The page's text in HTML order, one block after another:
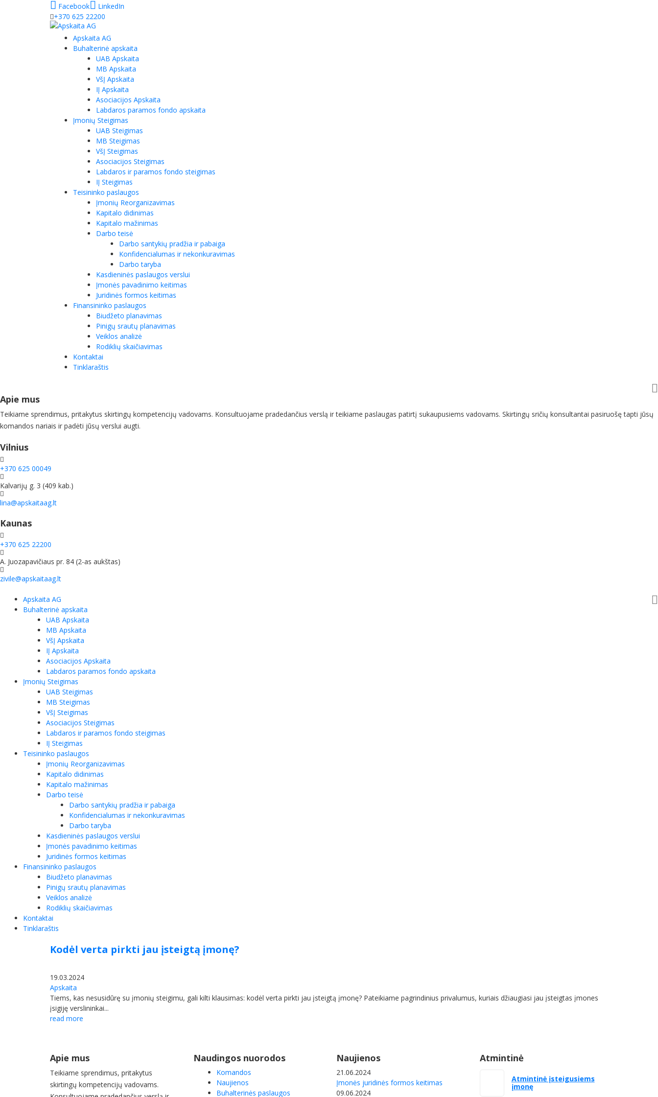
Facebook
LinkedIn
+370 625 22200
Apskaita AG
Buhalterinė apskaita
UAB Apskaita
MB Apskaita
VšĮ Apskaita
IĮ Apskaita
Asociacijos Apskaita
Labdaros paramos fondo apskaita
Įmonių Steigimas
UAB Steigimas
MB Steigimas
VšĮ Steigimas
Asociacijos Steigimas
Labdaros ir paramos fondo steigimas
IĮ Steigimas
Teisininko paslaugos
Įmonių Reorganizavimas
Kapitalo didinimas
Kapitalo mažinimas
Darbo teisė
Darbo santykių pradžia ir pabaiga
Konfidencialumas ir nekonkuravimas
Darbo taryba
Kasdieninės paslaugos verslui
Įmonės pavadinimo keitimas
Juridinės formos keitimas
Finansininko paslaugos
Biudžeto planavimas
Pinigų srautų planavimas
Veiklos analizė
Rodiklių skaičiavimas
Kontaktai
Tinklaraštis
Apie mus
Teikiame sprendimus, pritakytus skirtingų kompetencijų vadovams. Konsultuojame pradedančius verslą ir teikiame paslaugas patirtį sukaupusiems vadovams. Skirtingų sričių konsultantai pasiruošę tapti jūsų
komandos nariais ir padėti jūsų verslui augti.
Vilnius
+370 625 00049
Kalvarijų g. 3 (409 kab.)
lina@apskaitaag.lt
Kaunas
+370 625 22200
A. Juozapavičiaus pr. 84 (2-as aukštas)
zivile@apskaitaag.lt
Apskaita AG
Buhalterinė apskaita
UAB Apskaita
MB Apskaita
VšĮ Apskaita
IĮ Apskaita
Asociacijos Apskaita
Labdaros paramos fondo apskaita
Įmonių Steigimas
UAB Steigimas
MB Steigimas
VšĮ Steigimas
Asociacijos Steigimas
Labdaros ir paramos fondo steigimas
IĮ Steigimas
Teisininko paslaugos
Įmonių Reorganizavimas
Kapitalo didinimas
Kapitalo mažinimas
Darbo teisė
Darbo santykių pradžia ir pabaiga
Konfidencialumas ir nekonkuravimas
Darbo taryba
Kasdieninės paslaugos verslui
Įmonės pavadinimo keitimas
Juridinės formos keitimas
Finansininko paslaugos
Biudžeto planavimas
Pinigų srautų planavimas
Veiklos analizė
Rodiklių skaičiavimas
Kontaktai
Tinklaraštis
Kodėl verta pirkti jau įsteigtą įmonę?
19.03.2024
Apskaita
Tiems, kas nesusidūrę su įmonių steigimu, gali kilti klausimas: kodėl verta pirkti jau įsteigtą įmonę? Pateikiame pagrindinius privalumus, kuriais džiaugiasi jau įsteigtas įmones
įsigiję verslininkai...
read more
Apie mus
Teikiame sprendimus, pritakytus
skirtingų kompetencijų vadovams.
Naudingos nuorodos
Komandos
Naujienos
Buhalterinės paslaugos
Naujienos
21.06.2024
Įmonės juridinės formos keitimas
09.06.2024
Atmintinė
Atmintinė įsteigusiems
įmonę